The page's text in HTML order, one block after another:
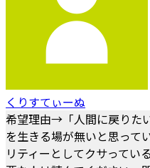
くりすてぃーぬ
希望理由→「人間に戻りた
を生きる場が無いと思って
リティーとしてクサってい